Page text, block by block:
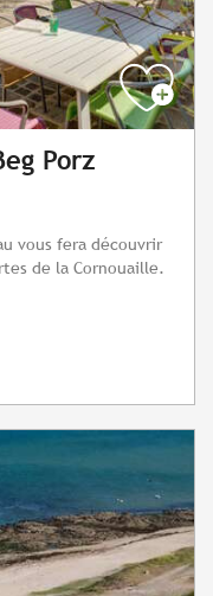
Porz
vous fera découvrir
de la Cornouaille.